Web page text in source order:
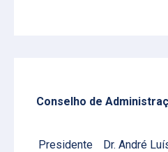
Conselho de
Presidente
Dr. André